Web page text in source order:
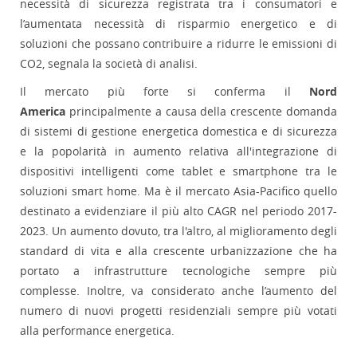
necessità di sicurezza registrata tra i consumatori e
l’aumentata necessità di risparmio energetico e di
soluzioni che possano contribuire a ridurre le emissioni di
CO2, segnala la società di analisi.
Il mercato più forte si conferma il Nord
America principalmente a causa della crescente domanda
di sistemi di gestione energetica domestica e di sicurezza
e la popolarità in aumento relativa all'integrazione di
dispositivi intelligenti come tablet e smartphone tra le
soluzioni smart home. Ma è il mercato Asia-Pacifico quello
destinato a evidenziare il più alto CAGR nel periodo 2017-
2023. Un aumento dovuto, tra l'altro, al miglioramento degli
standard di vita e alla crescente urbanizzazione che ha
portato a infrastrutture tecnologiche sempre più
complesse. Inoltre, va considerato anche l’aumento del
numero di nuovi progetti residenziali sempre più votati
alla performance energetica.